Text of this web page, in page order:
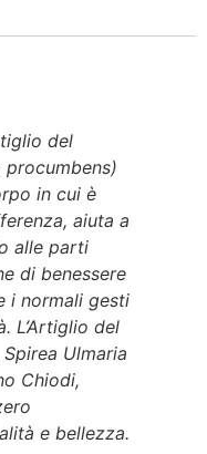
del
in cui è
aiuta a
alle parti
di benessere
i normali gesti
L’Artiglio del
Ulmaria
Chiodi,
e bellezza.